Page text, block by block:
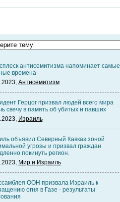
антисемитизма напоминает самые
времена
Антисемитизм
Герцог призвал людей всего мира
свечу в память об убитых и павших
Израиль
объявил Северный Кавказ зоной
угрозы и призвал граждан
покинуть регион.
Мир и Израиль
ООН призвала Израиль к
огня в Газе - результаты